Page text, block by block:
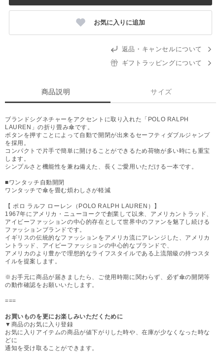
お気に入りに追加
返品・キャンセルについて
ギフトラッピングについて
商品説明 サイズ
ブランドシグネチャーをアクセントに取り入れた「POLO RALPH
LAUREN」の折り畳み傘です。
ボタンを押すことによって自動で開閉が出来るセーフティダブルジャンプ
を採用。
コンパクトで片手で簡単に開けることができるため荷物が多い時にも重宝
します。
シンプルさと機能性を兼ね備えた、長くご愛用いただける一本です。
■ワンタッチ自動開閉
ワンタッチで傘を畳む煩わしさが軽減
【 ポロ ラルフ ローレン（POLO RALPH LAUREN）】
1967年にアメリカ・ニューヨークで創業して以来、アメリカントラッド、
アイビーファッションの中心的存在として世界中のファンを魅了し続ける
ファッションブランドです。
イギリスの伝統的なファッションをアメリカ流にアレンジした、アメリカ
ントラッド、アイビーファッションの中心的なブランドで、
アメリカのより豊かで理想的なライフスタイルである上流階級の持つスタ
イルを提案します。
※お手元に商品が届きましたら、ご使用時期に関わらず、必ず傘の開閉等
の動作確認をお願いいたします。
===
お買いものを更にお楽しみいただくために
▼商品のお気に入り登録
お気に入りアイテムの商品が値下がりした時や、在庫が少なくなった時な
どに
通知を受け取ることができます。